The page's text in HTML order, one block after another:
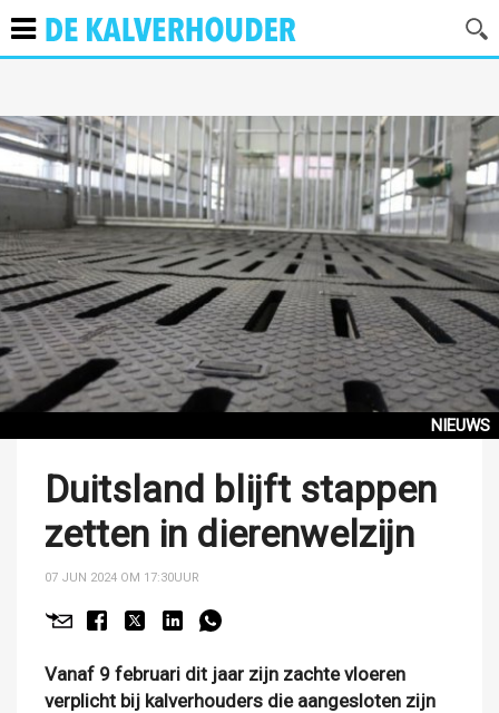
NIEUWS
Duitsland blijft stappen
zetten in dierenwelzijn
07 JUN 2024 OM 17:30UUR
Vanaf 9 februari dit jaar zijn zachte vloeren
verplicht bij kalverhouders die aangesloten zijn